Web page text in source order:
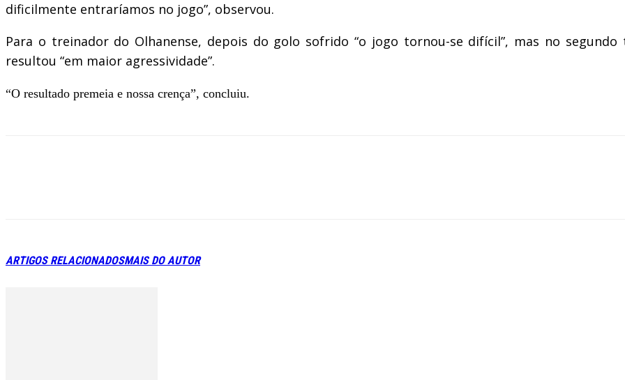
dificilmente entraríamos no jogo”, observou.
Para o treinador do Olhanense, depois do golo sofrido “o jogo tornou-se difícil”, mas no
resultou “em maior agressividade”.
“O resultado premeia e nossa crença”, concluiu.
ARTIGOS RELACIONADOSMAIS DO AUTOR